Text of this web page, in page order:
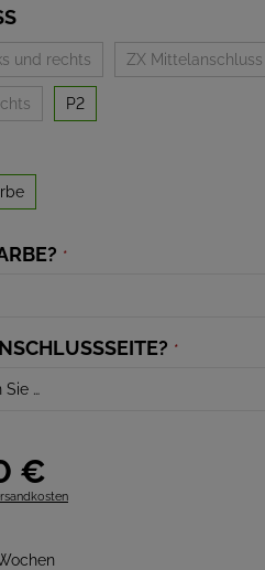
und rechts ZX
P2
*
*
€